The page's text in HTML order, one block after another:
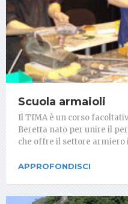
Scuola armaioli
Il TIMA è un corso
Beretta nato per unire il
che offre il settore armiero
APPROFONDISCI